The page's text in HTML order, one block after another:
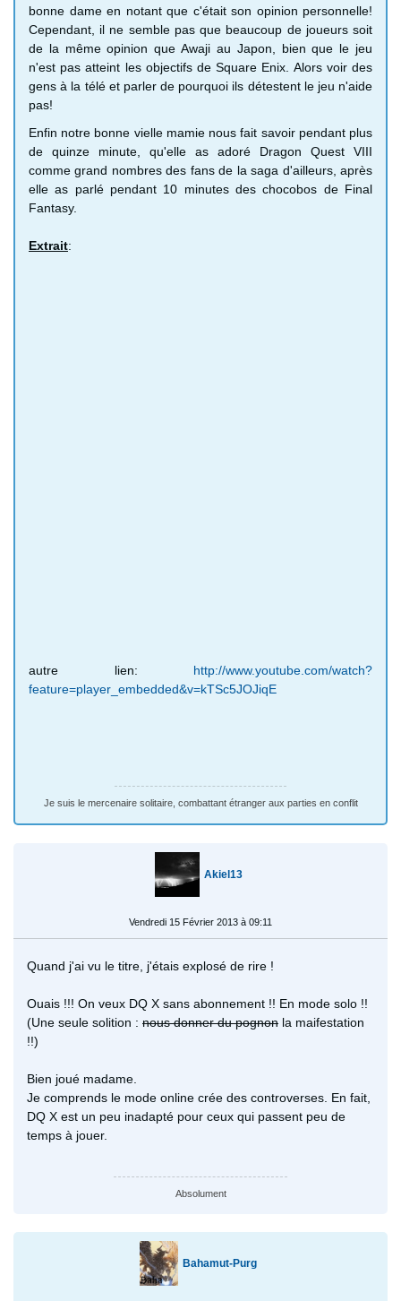
bonne dame en notant que c'était son opinion personnelle!
Cependant, il ne semble pas que beaucoup de joueurs soit
de la même opinion que Awaji au Japon, bien que le jeu
n'est pas atteint les objectifs de Square Enix. Alors voir des
gens à la télé et parler de pourquoi ils détestent le jeu n'aide
pas!
Enfin notre bonne vielle mamie nous fait savoir pendant plus
de quinze minute, qu'elle as adoré Dragon Quest VIII
comme grand nombres des fans de la saga d'ailleurs, après
elle as parlé pendant 10 minutes des chocobos de Final
Fantasy.
Extrait:
autre lien: http://www.youtube.com/watch?
feature=player_embedded&v=kTSc5JOJiqE
Je suis le mercenaire solitaire, combattant étranger aux parties en conflit
Akiel13
Vendredi 15 Février 2013 à 09:11
Quand j'ai vu le titre, j'étais explosé de rire !
Ouais !!! On veux DQ X sans abonnement !! En mode solo !!
(Une seule solition : nous donner du pognon la maifestation
!!)
Bien joué madame.
Je comprends le mode online crée des controverses. En fait,
DQ X est un peu inadapté pour ceux qui passent peu de
temps à jouer.
Absolument
Bahamut-Purg